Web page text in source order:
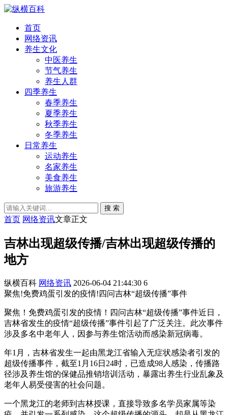
首页
网络资讯
养生文化
中医养生
节气养生
养生人群
四季养生
春季养生
夏季养生
秋季养生
冬季养生
日常养生
运动养生
名家养生
美食养生
旅游养生
搜 索
首页 网络资讯文章正文
吉林出现超级传播/吉林出现超级传播的
地方
纵横百科 网络资讯 2026-06-04 21:44:30 6
聚焦!免费鸡蛋引发的疫情!四问吉林“超级传播”事件
聚焦！免费鸡蛋引发的疫情！四问吉林“超级传播”事件近日，
吉林省发生的疫情“超级传播”事件引起了广泛关注。此次事件
涉及多名中老年人，因参与养生馆活动而感染新冠病毒。
年1月，吉林省发生一起由黑龙江省输入无症状感染者引发的
超级传播事件，截至1月16日24时，已造成98人感染，传播路
径涉及养生馆的保健品推销培训活动，暴露出养生行业乱象及
老年人易受侵害的社会问题。
一个黑龙江的老师到吉林授课，直接导致多名学员家属等染